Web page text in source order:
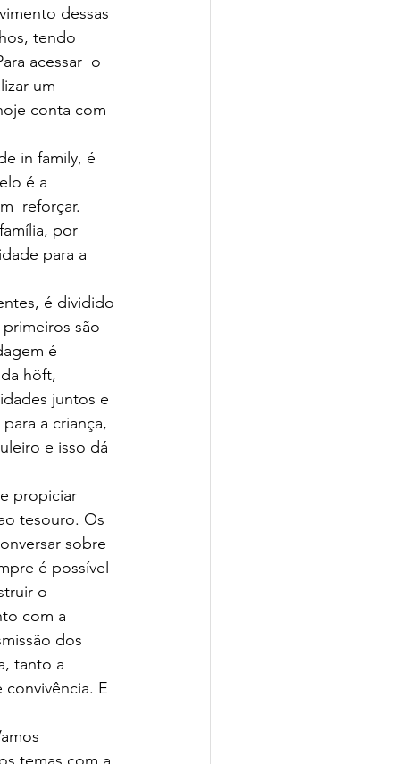
dessas
tendo
acessar  o
um
conta com
é a
reforçar.
por
para a
são
é
höft,
juntos e
a criança,
e isso dá
tesouro. Os
sobre
é possível
o
com a
dos
tanto a
E